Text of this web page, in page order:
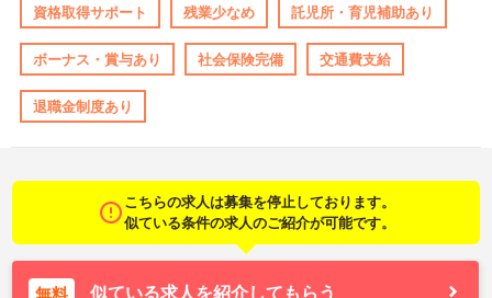
資格取得サポート 残業少なめ 託児所・育児補助あり
ボーナス・賞与あり 社会保険完備 交通費支給
退職金制度あり
こちらの求人は募集を停止しております。
似ている条件の求人のご紹介が可能です。
似ている求人を紹介してもらう